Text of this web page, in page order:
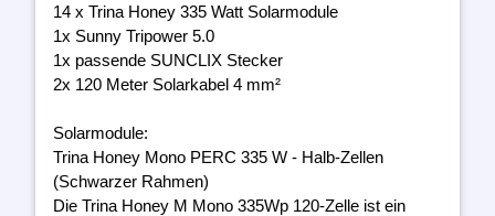
14 x Trina Honey 335 Watt Solarmodule
1x Sunny Tripower 5.0
1x passende SUNCLIX Stecker
2x 120 Meter Solarkabel 4 mm²
Solarmodule:
Trina Honey Mono PERC 335 W - Halb-Zellen
(Schwarzer Rahmen)
Die Trina Honey M Mono 335Wp 120-Zelle ist ein